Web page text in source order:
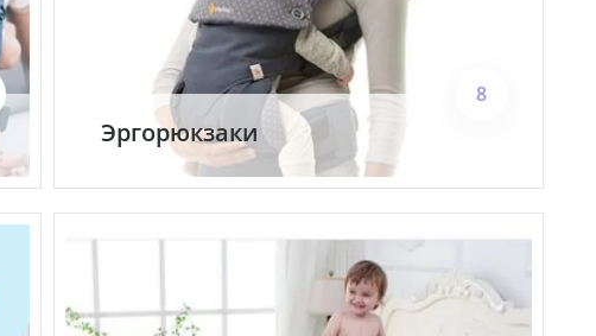
Эргорюкзаки
8